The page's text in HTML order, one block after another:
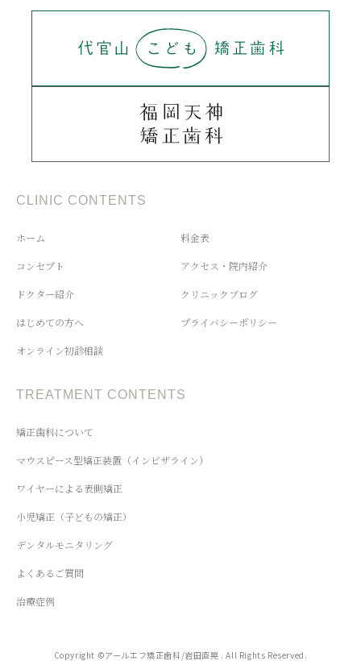
CLINIC CONTENTS
ホーム
コンセプト
ドクター紹介
はじめての方へ
オンライン初診相談
料金表
アクセス・院内紹介
クリニックブログ
プライバシーポリシー
TREATMENT CONTENTS
矯正歯科について
マウスピース型矯正装置（インビザライン）
ワイヤーによる表側矯正
小児矯正（子どもの矯正）
デンタルモニタリング
よくあるご質問
治療症例
Copyright ©アールエフ矯正歯科/岩田直晃 . All Rights Reserved.